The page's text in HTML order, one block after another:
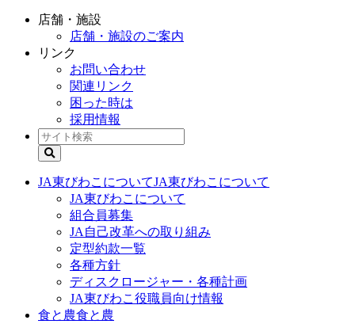
店舗・施設
店舗・施設のご案内
リンク
お問い合わせ
関連リンク
困った時は
採用情報
JA東びわこについてJA東びわこについて
JA東びわこについて
組合員募集
JA自己改革への取り組み
定型約款一覧
各種方針
ディスクロージャー・各種計画
JA東びわこ役職員向け情報
食と農食と農